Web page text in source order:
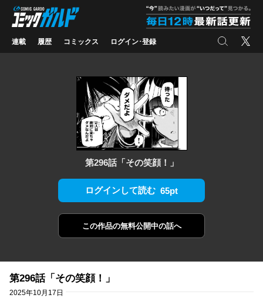
コミックガルド
連載 履歴 コミックス ログイン･登録 検索 X
第296話「その笑顔！」
ログインして読む 65pt
この作品の無料公開中の話へ
第296話「その笑顔！」
2025年10月17日